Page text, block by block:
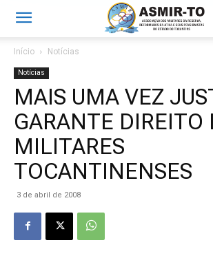
Início Notícias
Notícias
MAIS UMA VEZ
GARANTE DIREITO
MILITARES
TOCANTINENSES
3 de abril de 2008